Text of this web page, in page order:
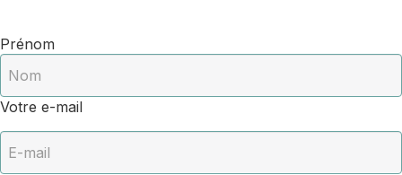
Prénom
Votre e-mail